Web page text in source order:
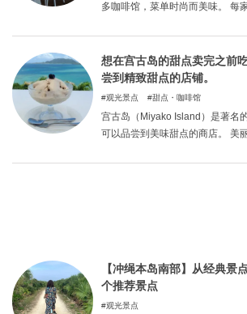
关於DEEPLOG
隐私政策
联系我们
多咖啡馆，菜单时尚而美味。 每
比如使用当地食材和上镜的菜单
的咖啡馆，您可以尽情享受美好
想在宫古岛的甜点卖完之前
尝到精致甜点的店铺。
观光景点 甜点・咖啡馆
宫古岛（Miyako Island）是著名
可以品尝到美味甜点的商店。 美
宫古岛独有的甜点也是必不可少
【冲绳本岛南部】从经典景
个推荐景点
观光景点